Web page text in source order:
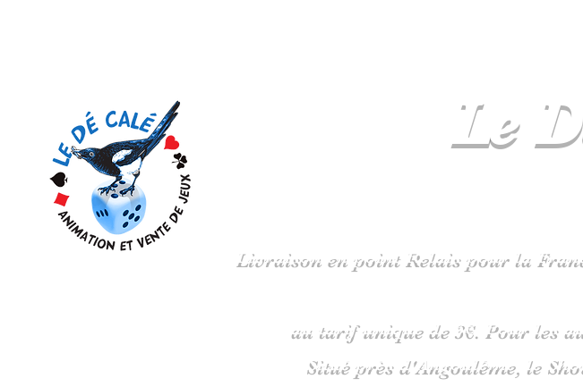
Le
Livraison en point Relais pour la
au tarif unique de 3€. Pour les
Situé près d'Angoulême, le